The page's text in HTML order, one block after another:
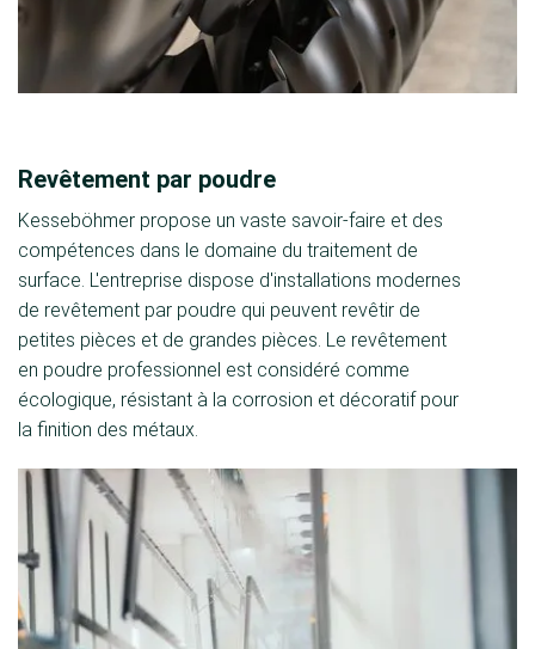
Revêtement par poudre
Kesseböhmer propose un vaste savoir-faire et des
compétences dans le domaine du traitement de
surface. L'entreprise dispose d'installations modernes
de revêtement par poudre qui peuvent revêtir de
petites pièces et de grandes pièces. Le revêtement
en poudre professionnel est considéré comme
écologique, résistant à la corrosion et décoratif pour
la finition des métaux.